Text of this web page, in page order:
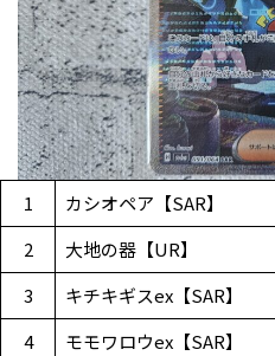
1 カシオペア【SAR】
2
大地の器【UR】
3
キチキギスex【SAR】
4
モモワロウex【SAR】